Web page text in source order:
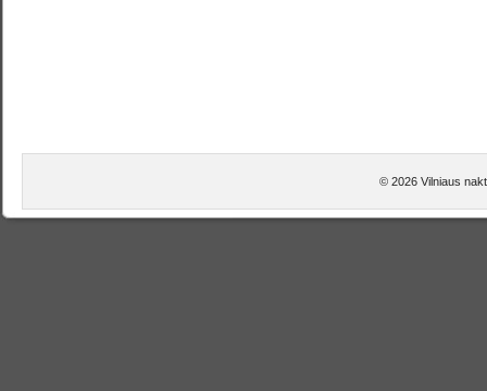
© 2026 Vilniaus